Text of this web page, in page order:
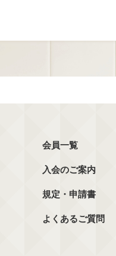
会員一覧
入会のご案内
規定・申請書
よくあるご質問